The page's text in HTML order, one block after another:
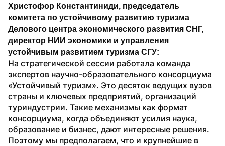
Христофор Константиниди, председатель
комитета по устойчивому развитию туризма
Делового центра экономического развития СНГ,
директор НИИ экономики и управления
устойчивым развитием туризма СГУ:
На стратегической сессии работала команда
экспертов научно-образовательного консорциума
«Устойчивый туризм». Это десяток ведущих вузов
страны и ключевых предприятий, организаций
туриндустрии. Такие механизмы как формат
консорциума, когда объединяют усилия наука,
образование и бизнес, дают интересные решения.
Поэтому мы предполагаем, что и крупнейшие в